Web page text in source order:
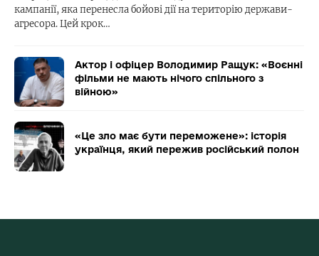
кампанії, яка перенесла бойові дії на територію держави-
агресора. Цей крок…
Актор і офіцер Володимир Ращук: «Воєнні
фільми не мають нічого спільного з
війною»
«Це зло має бути переможене»: історія
українця, який пережив російський полон